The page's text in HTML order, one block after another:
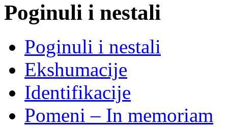
Poginuli i nestali
Poginuli i nestali
Ekshumacije
Identifikacije
Pomeni – In memoriam